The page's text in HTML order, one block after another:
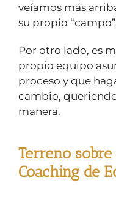
veíamos más
su propio
Por otro lado, es
propio equipo
proceso y que
cambio,
manera.
Terreno
Coaching de